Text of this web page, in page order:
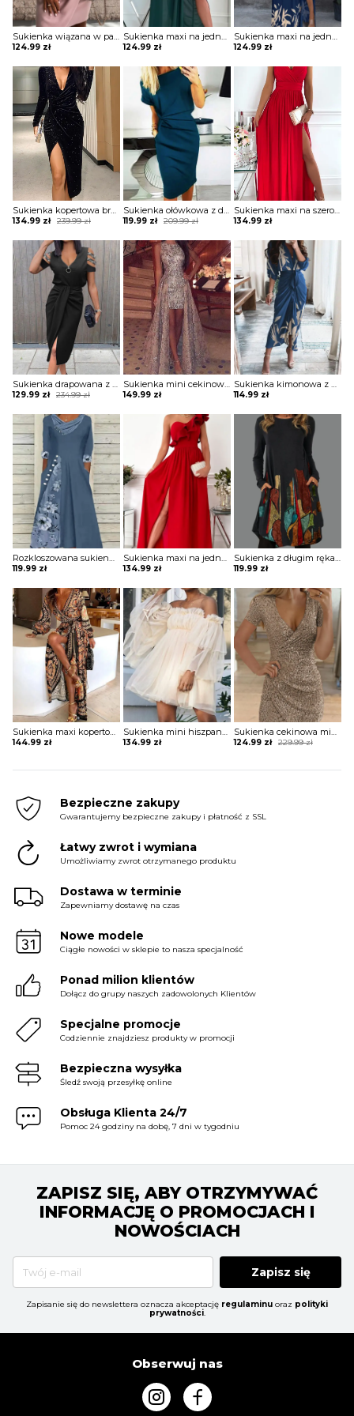
Sukienka wiązana w pasie z krótkimi koronkowymi rękawami
124.99 zł
Sukienka maxi na jedno ramię z drapowaniem
124.99 zł
Sukienka maxi na jedno ramię z zabudowanym dekoltem
124.99 zł
Sukienka kopertowa brokatowa z drapowaniem
239.99zł
Original
was:
239.99 zł.
134.99 zł
Current
is:
134.99 zł.
Sukienka ołówkowa z drapowaniem i dekoltem w łódkę
209.99zł
Original
was:
209.99 zł.
119.99 zł
Current
is:
119.99 zł.
Sukienka maxi na szerokich ramiączkach z kopertową górą i rozporkiem
134.99 zł
Sukienka drapowana z zamkiem i ozdobnymi paskami na ramionach
234.99zł
Original
was:
234.99 zł.
129.99 zł
Current
is:
129.99 zł.
Sukienka mini cekinowa z długą spódnicą
149.99 zł
Sukienka kimonowa z drapowaniem
114.99 zł
Rozkloszowana sukienka z ozdobnymi wstawkami
119.99 zł
Sukienka maxi na jedno ramię z falbaną
134.99 zł
Sukienka z długim rękawem z kieszeniami
119.99 zł
Sukienka maxi kopertowa w stylu boho
144.99 zł
Sukienka mini hiszpanka tiulowa z szerokimi rękawami
134.99 zł
Sukienka cekinowa mini z krótkim rękawem
229.99zł
Original
124.99 zł
Current
Bezpieczne zakupy
Gwarantujemy bezpieczne zakupy i płatność z SSL
Łatwy zwrot i wymiana
Umożliwiamy zwrot otrzymanego produktu
Dostawa w terminie
Zapewniamy dostawę na czas
Nowe modele
Ciągłe nowości w sklepie to nasza specjalność
Ponad milion klientów
Dołącz do grupy naszych zadowolonych Klientów
Specjalne promocje
Codziennie znajdziesz produkty w promocji
Bezpieczna wysyłka
Śledź swoją przesyłkę online
Obsługa Klienta 24/7
Pomoc 24 godziny na dobę, 7 dni w tygodniu
ZAPISZ SIĘ, ABY OTRZYMYWAĆ
INFORMACJĘ O PROMOCJACH I
NOWOŚCIACH
Zapisz się
Zapisanie się do newslettera oznacza akceptację regulaminu oraz polityki
prywatności.
Obserwuj nas